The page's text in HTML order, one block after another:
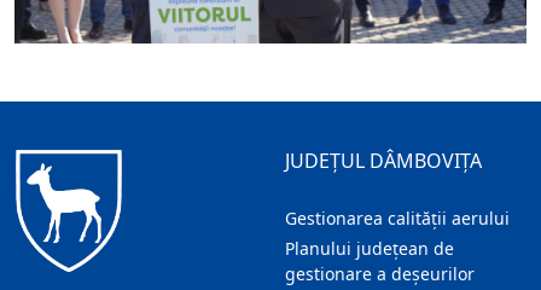
JUDEȚUL DÂMBOVIȚA
Gestionarea calității aerului
Planului județean de
gestionare a deșeurilor